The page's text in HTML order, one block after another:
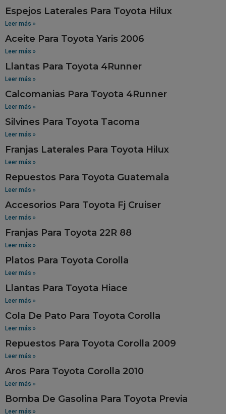
Espejos Laterales Para Toyota Hilux
Leer más »
Aceite Para Toyota Yaris 2006
Leer más »
Llantas Para Toyota 4Runner
Leer más »
Calcomanias Para Toyota 4Runner
Leer más »
Silvines Para Toyota Tacoma
Leer más »
Franjas Laterales Para Toyota Hilux
Leer más »
Repuestos Para Toyota Guatemala
Leer más »
Accesorios Para Toyota Fj Cruiser
Leer más »
Franjas Para Toyota 22R 88
Leer más »
Platos Para Toyota Corolla
Leer más »
Llantas Para Toyota Hiace
Leer más »
Cola De Pato Para Toyota Corolla
Leer más »
Repuestos Para Toyota Corolla 2009
Leer más »
Aros Para Toyota Corolla 2010
Leer más »
Bomba De Gasolina Para Toyota Previa
Leer más »